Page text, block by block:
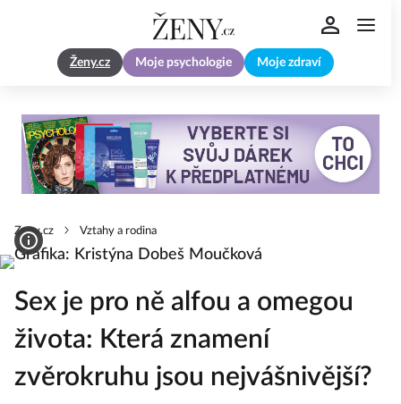
Ženy.cz Moje psychologie Moje zdraví
Zeny.cz Vztahy a rodina
Sex je pro ně alfou a omegou
života: Která znamení
zvěrokruhu jsou nejvášnivější?